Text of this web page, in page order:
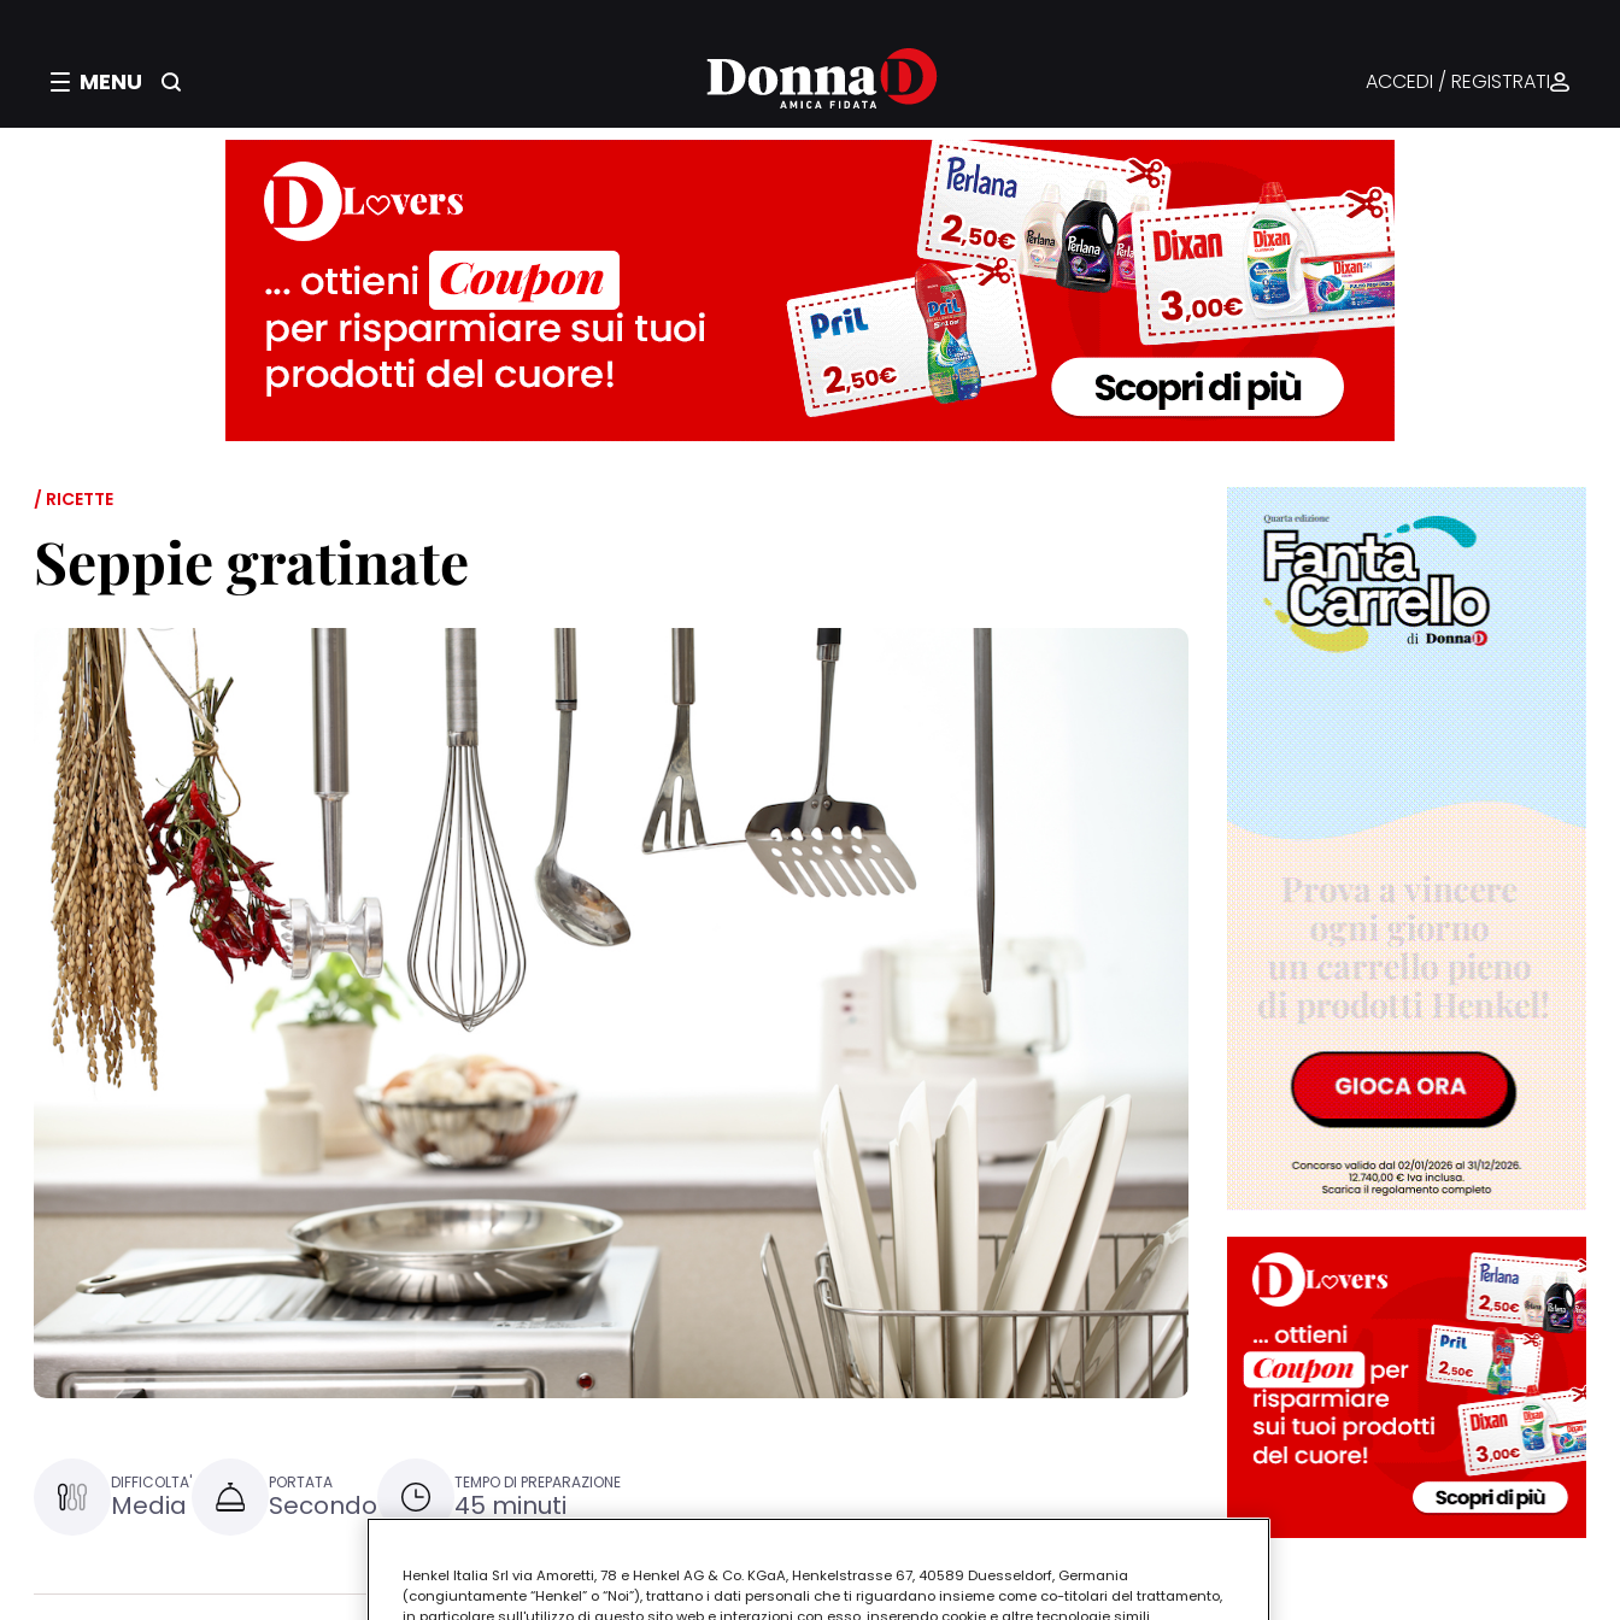
MENU ACCEDI / REGISTRATI
/ RICETTE
Seppie gratinate
DIFFICOLTA'
Media
PORTATA
Secondo
TEMPO DI PREPARAZIONE
45 minuti
Henkel Italia Srl via Amoretti, 78 e Henkel AG & Co. KGaA, Henkelstrasse 67, 40589 Duesseldorf, Germania
(congiuntamente “Henkel” o “Noi”), trattano i dati personali che ti riguardano insieme come co-titolari del trattamento,